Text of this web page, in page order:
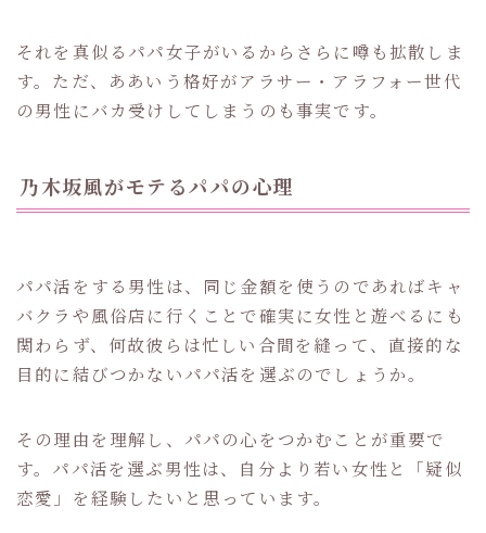
それを真似るパパ女子がいるからさらに噂も拡散しま
す。ただ、ああいう格好がアラサー・アラフォー世代
の男性にバカ受けしてしまうのも事実です。
乃木坂風がモテるパパの心理
パパ活をする男性は、同じ金額を使うのであればキャ
バクラや風俗店に行くことで確実に女性と遊べるにも
関わらず、何故彼らは忙しい合間を縫って、直接的な
目的に結びつかないパパ活を選ぶのでしょうか。
その理由を理解し、パパの心をつかむことが重要で
す。パパ活を選ぶ男性は、自分より若い女性と「疑似
恋愛」を経験したいと思っています。